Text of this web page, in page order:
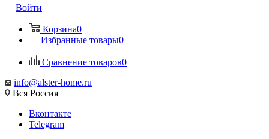
Войти
Корзина0
Избранные товары0
Сравнение товаров0
info@alster-home.ru
Вся Россия
Вконтакте
Telegram